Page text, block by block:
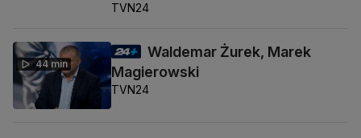
TVN24
44 min
Waldemar Żurek, Marek
Magierowski
TVN24